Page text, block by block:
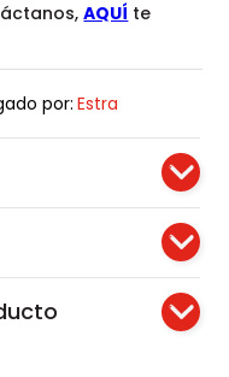
AQUÍ te
por: Estra